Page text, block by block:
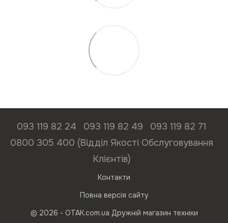
093 119 82 24 093 119 82 49
093 119 82 71
0800 305 400 (Відділ Якості Обслуговування
Клієнтів)
Контакти
Повна версія сайту
© 2026 - ОТАК.com.ua Дружній магазин техніки